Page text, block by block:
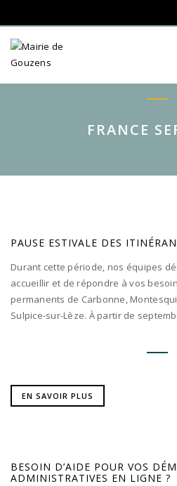
FRANCE
PAUSE ESTIVALE DES
Durant cette période, nos équipes
accueillir et de répondre à vos
permanents de Carbonne,
Sulpice-sur-Lèze. À partir de
EN SAVOIR PLUS
BESOIN D’AIDE POUR VOS
ADMINISTRATIVES EN LIGNE ?